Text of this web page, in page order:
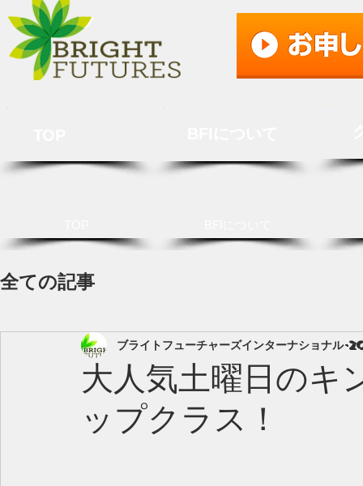
全ての記事
大人気土曜日のキ
ップクラス！
ブライトフューチャーズインターナショナル